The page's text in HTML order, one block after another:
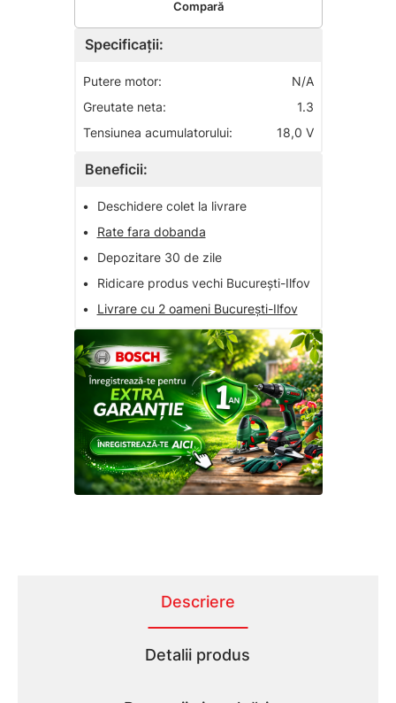
Specificații:
Putere motor:
N/A
Greutate neta:
1.3
Tensiunea acumulatorului:
18,0 V
Beneficii:
•
Deschidere colet la livrare
•
Rate fara dobanda
•
Depozitare 30 de zile
•
Ridicare produs vechi București-Ilfov
•
Livrare cu 2 oameni București-Ilfov
Compară
Descriere
Detalii produs